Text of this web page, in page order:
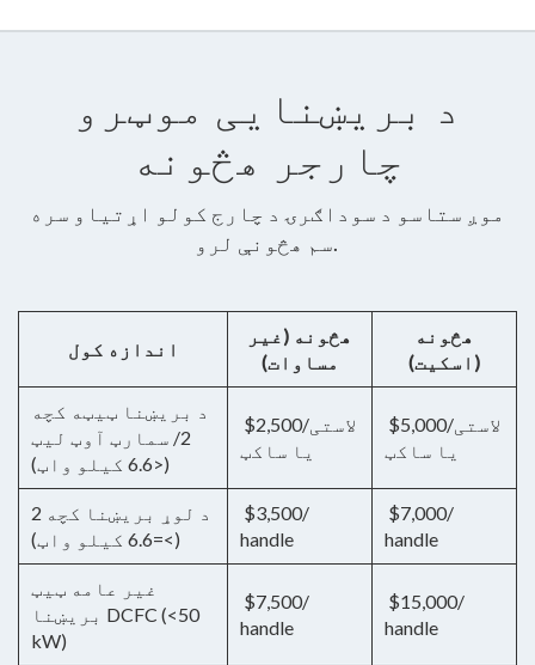
د بریښنایی موټرو
چارجر هڅونه
موږ ستاسو د سوداګرۍ د چارج کولو اړتیاو سره
سم هڅونې لرو.
اندازه کول
هڅونه (غیر
مساوات)
هڅونه
(اسکيت)
د بریښنا ټیټه کچه
2/ سمارټ آوټ لیټ
(<6.6 کیلو واټ)
$2,500/لاستی
یا ساکټ
$5,000/لاستی
یا ساکټ
د لوړ بریښنا کچه 2
(>=6.6 کیلو واټ)
$3,500/
handle
$7,000/
handle
غیر عامه ټیټ
بریښنا DCFC (<50
kW)
$7,500/
handle
$15,000/
handle